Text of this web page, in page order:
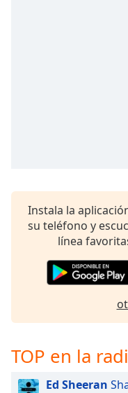
Instala la
su teléfono y
línea
TOP en la
Ed Sheeran